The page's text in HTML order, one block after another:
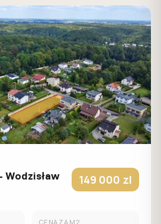
Wodzisław
149 000 zl
CENA ZA M2